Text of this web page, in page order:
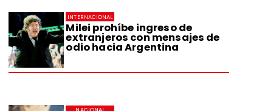
Milei prohíbe ingreso de
extranjeros con mensajes de
odio hacia Argentina
INTERNACIONAL